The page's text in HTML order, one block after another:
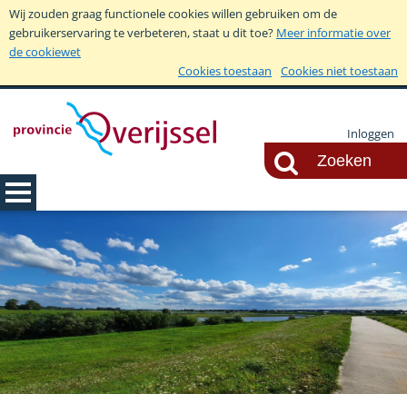
Wij zouden graag functionele cookies willen gebruiken om de
gebruikerservaring te verbeteren, staat u dit toe? Meer informatie over
de cookiewet
Cookies toestaan
Cookies niet toestaan
Inloggen